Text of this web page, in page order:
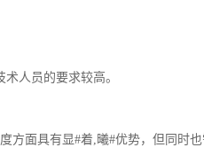
人员的要求较高。
方面具有显#着,曦#优势，但同时